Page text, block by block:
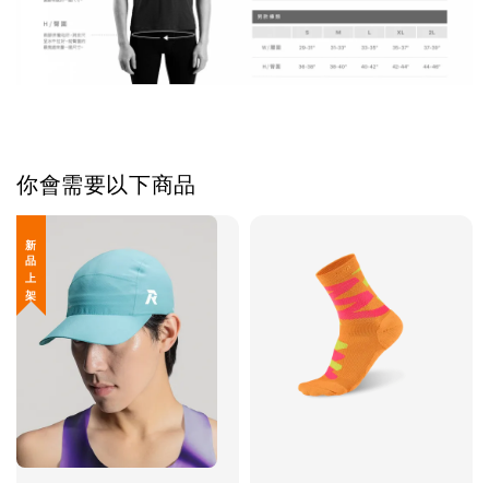
你會需要以下商品
新 品 上 架